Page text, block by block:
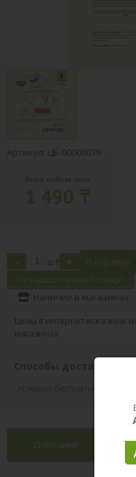
Артикул: ЦБ-00006079
Ваша клубная цена:
- шт + В корзину
Не нашли нужный товар?
Наличие в магазинах
Цены в интернет-магазине
магазинах.
Описание